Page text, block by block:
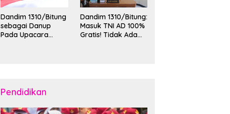
Dandim 1310/Bitung
sebagai Danup
Pada Upacara
Talaud dan Sangihe
Dandim 1310/Bitung:
Masuk TNI AD 100%
Gratis! Tidak Ada
Pendidikan